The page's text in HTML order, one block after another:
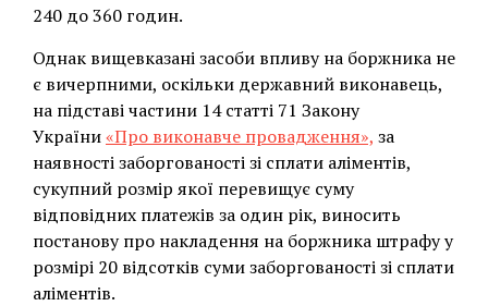
240 до 360 годин.
Однак вищевказані засоби впливу на боржника не
є вичерпними, оскільки державний виконавець,
на підставі частини 14 статті 71 Закону
України«Про виконавче провадження», за
наявності заборгованості зі сплати аліментів,
сукупний розмір якої перевищує суму
відповідних платежів за один рік, виносить
постанову про накладення на боржника штрафу у
розмірі 20 відсотків суми заборгованості зі сплати
аліментів.